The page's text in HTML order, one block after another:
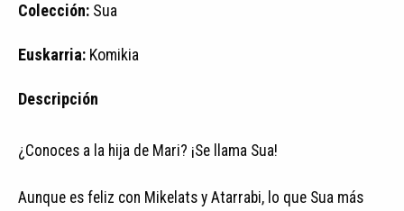
Colección: Sua
Euskarria: Komikia
Descripción
¿Conoces a la hija de Mari? ¡Se llama Sua!
Aunque es feliz con Mikelats y Atarrabi, lo que Sua más